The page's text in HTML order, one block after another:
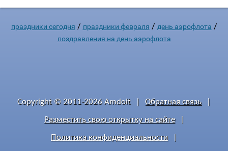
праздники сегодня / праздники февраля / день аэрофлота /
поздравления на день аэрофлота
Copyright © 2011-2026 Amdoit Обратная связь
Разместить свою открытку на сайте
Политика конфиденциальности